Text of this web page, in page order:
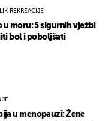
REKREACIJE
u moru: 5 sigurnih vježbi
bol i poboljšati
u menopauzi: Žene